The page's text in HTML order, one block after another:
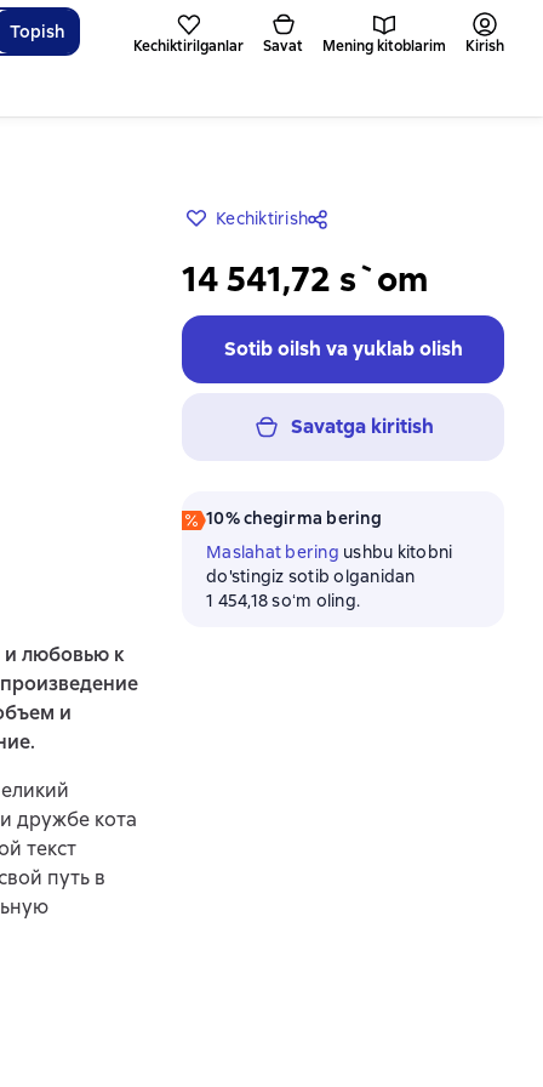
Topish
Kechiktirilganlar Savat Mening kitoblarim Kirish
Kechiktirish
14 541,72 s`om
Sotib oilsh va yuklab olish
Savatga kiritish
10% chegirma bering
Maslahat bering ushbu kitobni
do'stingiz sotib olganidan
1 454,18 soʻm oling.
и любовью к
и
дружбе кота
текст
путь в